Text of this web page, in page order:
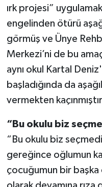
ırk projesi”
engelinden ötürü
görmüş ve Ünye
Merkezi’ni de bu
aynı okul Kartal
başladığında da
vermekten
“Bu okulu biz
“Bu okulu biz
gereğince oğlumun
çocuğumun bir başka